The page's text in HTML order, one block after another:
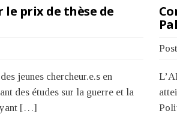
prix de thèse de
jeunes chercheur.e.s en
des études sur la guerre et la
[…]